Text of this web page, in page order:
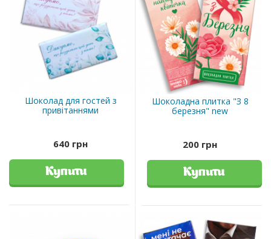
Шоколад для гостей з
привітаннями
640 грн
Купити
Шоколадна плитка "З 8
березня" new
200 грн
Купити